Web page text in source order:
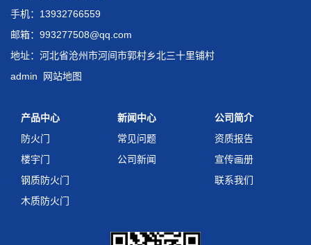
手机：13932766559
邮箱：993277508@qq.com
地址：河北省沧州市河间市郭村乡北三十里铺村
admin
网站地图
产品中心
防火门
楼宇门
钢质防火门
木质防火门
新闻中心
常见问题
公司新闻
公司简介
资质报告
宣传画册
联系我们